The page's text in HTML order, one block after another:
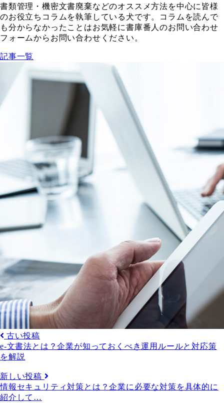
書類管理・機密文書廃棄などのオススメ方法を中心に皆様
のお役立ちコラムを執筆している犬です。コラムを読んで
も分からなかったことはお気軽に書庫番人のお問い合わせ
フォームからお問い合わせください。
記事一覧
古い投稿
e-文書法とは？企業が知っておくべき運用ルールと対応策
を解説
新しい投稿
情報セキュリティ対策とは？企業に必要な対策を具体的に
紹介して…